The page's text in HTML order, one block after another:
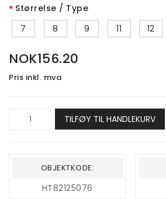
Størrelse / Type
7
8 9 11 12
NOK156.20
Pris inkl. mva
TILFØY TIL HANDLEKURV
OBJEKTKODE:
HT82125076